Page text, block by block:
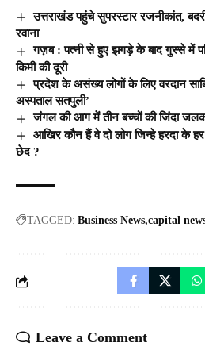
उत्तराखंड पहुंचे सुपरस्टार रजनीकांत,
रवाना
गज़ब : पत्नी से हुए झगड़े के बाद गुस्से में
किमी की दूरी
प्रदेश के असंख्य लोगों के लिए वरदान
अस्पताल सतपुली’
जंगल की आग में तीन बच्चों की जिंदा
आखिर कौन हैं वे दो लोग जिन्हे हरदा के
छेद ?
TAGGED: Business News capital
Leave a Comment